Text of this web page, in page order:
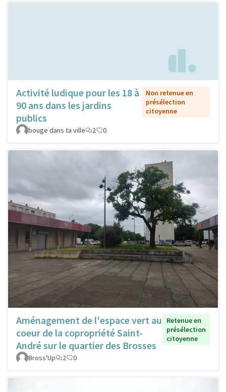
Activité ludique pour les 18 à
90 ans dans les jardins
publics
Non retenue en
présélection
citoyenne
bouge dans ta ville 2 0
Aménagement de l'espace vert au
coeur de la copropriété Saint-
André sur le quartier des Brosses
Retenue en
présélection
citoyenne
Bross'Up 2 0